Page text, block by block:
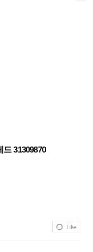
31309870
Like